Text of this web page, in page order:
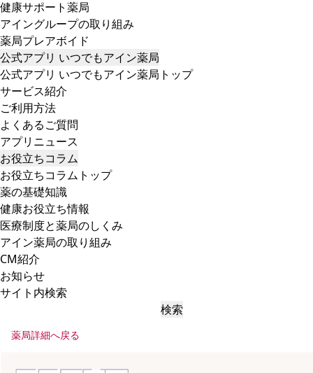
健康サポート薬局
アイングループの取り組み
薬局プレアボイド
公式アプリ いつでもアイン薬局
公式アプリ いつでもアイン薬局トップ
サービス紹介
ご利用方法
よくあるご質問
アプリニュース
お役立ちコラム
お役立ちコラムトップ
薬の基礎知識
健康お役立ち情報
医療制度と薬局のしくみ
アイン薬局の取り組み
CM紹介
お知らせ
サイト内検索
検索
薬局詳細へ戻る